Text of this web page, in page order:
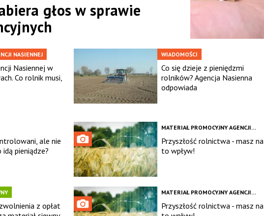
głos w sprawie
NASIENNEJ
Nasiennej w
Co rolnik musi,
WIADOMOŚCI
Co się dzieje z pieniędzmi
rolników? Agencja Nasienna
odpowiada
ale nie
pieniądze?
MATERIAŁ PROMOCYJNY AGENCJI
NASIENNEJ
Przyszłość rolnictwa - masz na
to wpływ!
z opłat
MATERIAŁ PROMOCYJNY AGENCJI
NASIENNEJ
Przyszłość rolnictwa - masz na